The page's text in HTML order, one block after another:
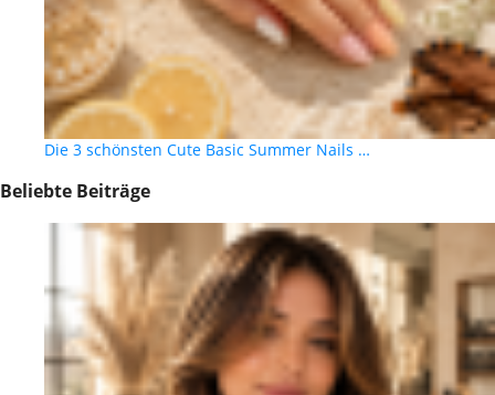
Die 3 schönsten Cute Basic Summer Nails …
Beliebte Beiträge